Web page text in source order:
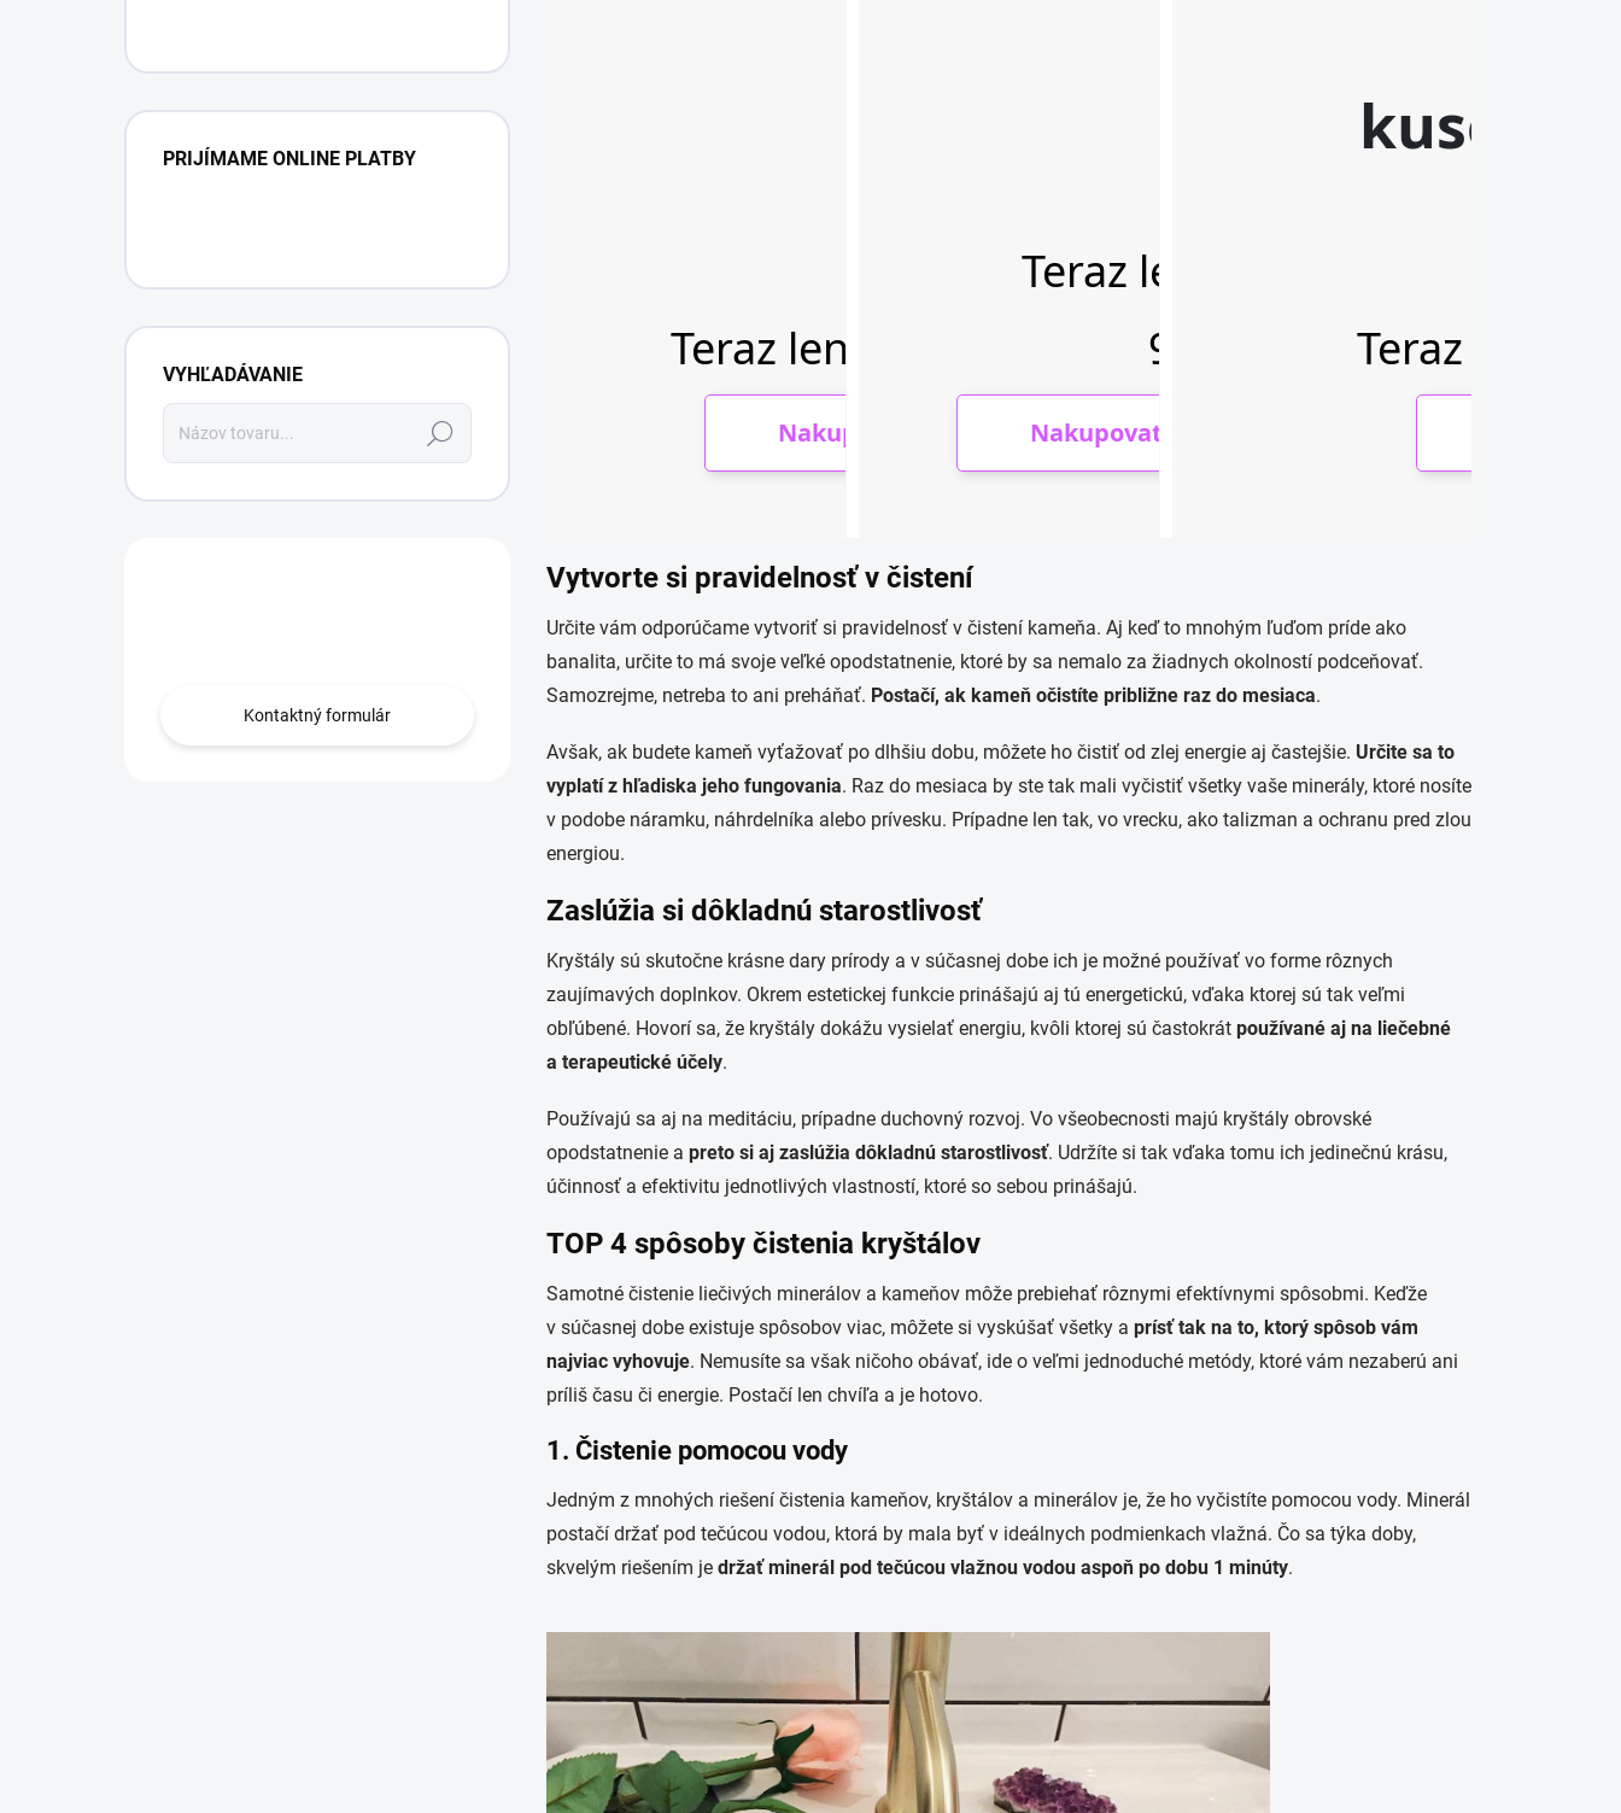
PRIJÍMAME ONLINE PLATBY
VYHĽADÁVANIE
Hľadať
Kontaktný formulár
Vytvorte si pravidelnosť v čistení
Určite vám odporúčame vytvoriť si pravidelnosť v čistení kameňa. Aj keď to mnohým ľuďom príde ako
banalita, určite to má svoje veľké opodstatnenie, ktoré by sa nemalo za žiadnych okolností podceňovať.
Samozrejme, netreba to ani preháňať. Postačí, ak kameň očistíte približne raz do mesiaca.
Avšak, ak budete kameň vyťažovať po dlhšiu dobu, môžete ho čistiť od zlej energie aj častejšie. Určite sa to
vyplatí z hľadiska jeho fungovania. Raz do mesiaca by ste tak mali vyčistiť všetky vaše minerály, ktoré nosíte
v podobe náramku, náhrdelníka alebo prívesku. Prípadne len tak, vo vrecku, ako talizman a ochranu pred zlou
energiou.
Zaslúžia si dôkladnú starostlivosť
Kryštály sú skutočne krásne dary prírody a v súčasnej dobe ich je možné používať vo forme rôznych
zaujímavých doplnkov. Okrem estetickej funkcie prinášajú aj tú energetickú, vďaka ktorej sú tak veľmi
obľúbené. Hovorí sa, že kryštály dokážu vysielať energiu, kvôli ktorej sú častokrát používané aj na liečebné
a terapeutické účely.
Používajú sa aj na meditáciu, prípadne duchovný rozvoj. Vo všeobecnosti majú kryštály obrovské
opodstatnenie a preto si aj zaslúžia dôkladnú starostlivosť. Udržíte si tak vďaka tomu ich jedinečnú krásu,
účinnosť a efektivitu jednotlivých vlastností, ktoré so sebou prinášajú.
TOP 4 spôsoby čistenia kryštálov
Samotné čistenie liečivých minerálov a kameňov môže prebiehať rôznymi efektívnymi spôsobmi. Keďže
v súčasnej dobe existuje spôsobov viac, môžete si vyskúšať všetky a prísť tak na to, ktorý spôsob vám
najviac vyhovuje. Nemusíte sa však ničoho obávať, ide o veľmi jednoduché metódy, ktoré vám nezaberú ani
príliš času či energie. Postačí len chvíľa a je hotovo.
1. Čistenie pomocou vody
Jedným z mnohých riešení čistenia kameňov, kryštálov a minerálov je, že ho vyčistíte pomocou vody. Minerál
postačí držať pod tečúcou vodou, ktorá by mala byť v ideálnych podmienkach vlažná. Čo sa týka doby,
skvelým riešením je držať minerál pod tečúcou vlažnou vodou aspoň po dobu 1 minúty.